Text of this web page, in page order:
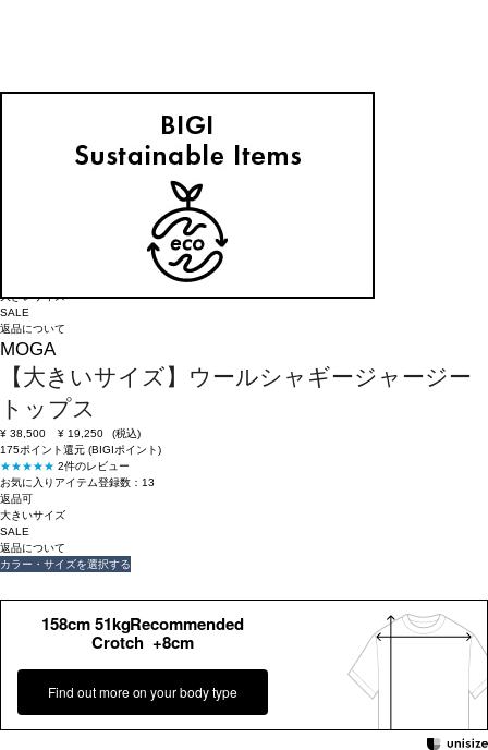
大きいサイズ
SALE
返品について
MOGA
【大きいサイズ】ウールシャギージャージー
トップス
¥ 38,500 ¥ 19,250
(税込)
175ポイント還元 (BIGIポイント)
★★★★★ 2件のレビュー
お気に入りアイテム登録数： 13
返品可
大きいサイズ
SALE
返品について
カラー・サイズを選択する
158cm 51kgRecommended
Crotch +8cm
Find out more on your body type